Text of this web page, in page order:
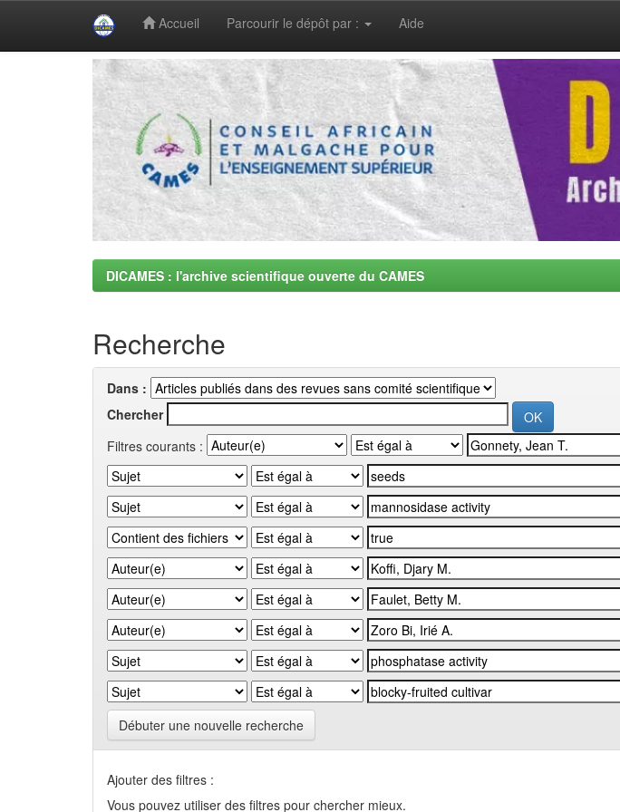
Accueil Parcourir le dépôt par : Aide
DICAMES : l'archive scientifique ouverte du CAMES
Recherche
Dans :
Chercher
Filtres courants :
Débuter une nouvelle recherche
Ajouter des filtres :
Vous pouvez utiliser des filtres pour chercher mieux.